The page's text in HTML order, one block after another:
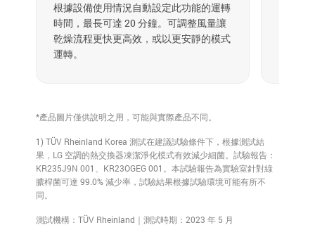
根據設備使用情況自動設定此功能的運轉
時間，最長可達 20 分鐘。可調整風量讓
乾燥流程更快更高效，或以更安靜的模式
運轉。
*產品圖片僅供說明之用，可能與實際產品不同。
1) TÜV Rheinland Korea 測試在建議試驗條件下，根據測試結
果，LG 空調的熱交換器凍潔淨化模式有效減少細菌。試驗報告：
KR235J9N 001、KR23OGEG 001。本試驗報告為實驗室針對綠
膿桿菌可達 99.0% 減少率，試驗結果根據試驗環境可能有所不
同。
測試機構：TÜV Rheinland｜測試時期：2023 年 5 月